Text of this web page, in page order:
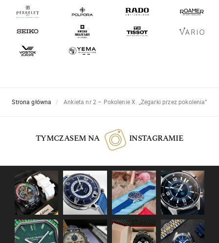
Strona główna Ankieta nr 2 – Pokolenie X. „Zegarki przez pokolenia”
TYMCZASEM NA INSTAGRAMIE